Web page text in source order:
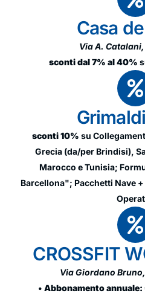
Casa
Via A. Catalani,
sconti dal 7% al 40%
sconti 10% su
Grecia (da/per Brindisi),
Marocco e Tunisia;
Barcellona"; Pacchetti Nave
CROSSFIT
Via Giordano
• Abbonamento